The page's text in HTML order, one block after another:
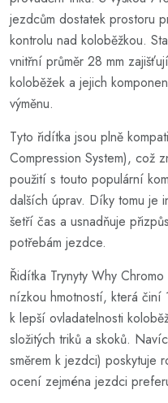
jezdcům dostatek prostoru
kontrolu nad koloběžkou.
vnitřní průměr 28 mm
koloběžek a jejich
výměnu.
Tyto řidítka jsou plně
Compression System), což
použití s touto populární
dalších úprav. Díky tomu je
šetří čas a usnadňuje
potřebám jezdce.
Řidítka Trynyty Why
nízkou hmotností, která činí
k lepší ovladatelnosti
složitých triků a skoků.
směrem k jezdci) poskytuje
ocení zejména jezdci